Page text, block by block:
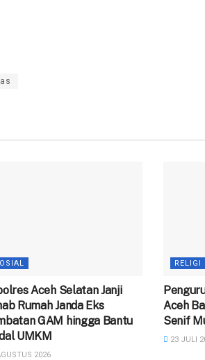
Aceh Selatan Janji
Rumah Janda Eks
GAM hingga Bantu
UMKM
2026
RELIGI
Aceh
Senif
23 JULI